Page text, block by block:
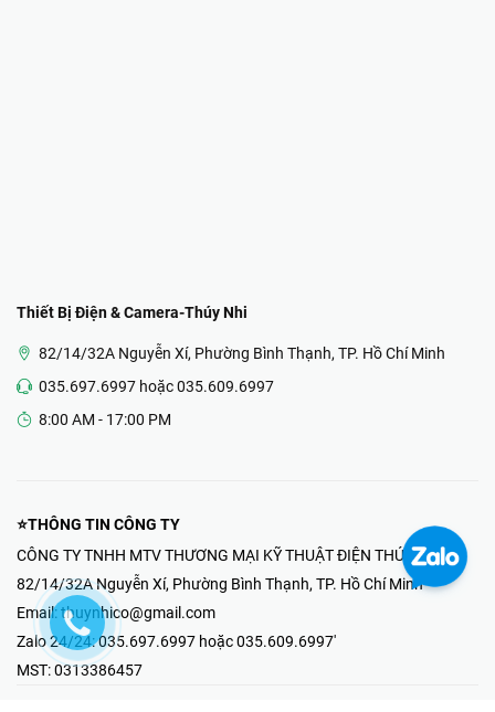
Thiết Bị Điện & Camera-Thúy Nhi
82/14/32A Nguyễn Xí, Phường Bình Thạnh, TP. Hồ Chí Minh
035.697.6997 hoặc 035.609.6997
8:00 AM - 17:00 PM
⭐THÔNG TIN CÔNG TY
CÔNG TY TNHH MTV THƯƠNG MẠI KỸ THUẬT ĐIỆN THÚY NHI
82/14/32A Nguyễn Xí, Phường Bình Thạnh, TP. Hồ Chí Minh
Email: thuynhico@gmail.com
Zalo 24/24:035.697.6997 hoặc 035.609.6997'
MST:0313386457